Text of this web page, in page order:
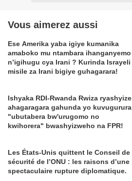
Vous aimerez aussi
Ese Amerika yaba igiye kumanika
amaboko mu ntambara ihanganyemo
n’igihugu cya Irani ? Kurinda Israyeli
misile za Irani bigiye guhagarara!
Ishyaka RDI-Rwanda Rwiza ryashyize
ahagaragara gahunda yo kuvugurura
"ubutabera bw'urugomo no
kwihorera" bwashyizweho na FPR!
Les États-Unis quittent le Conseil de
sécurité de l’ONU : les raisons d’une
spectaculaire rupture diplomatique.